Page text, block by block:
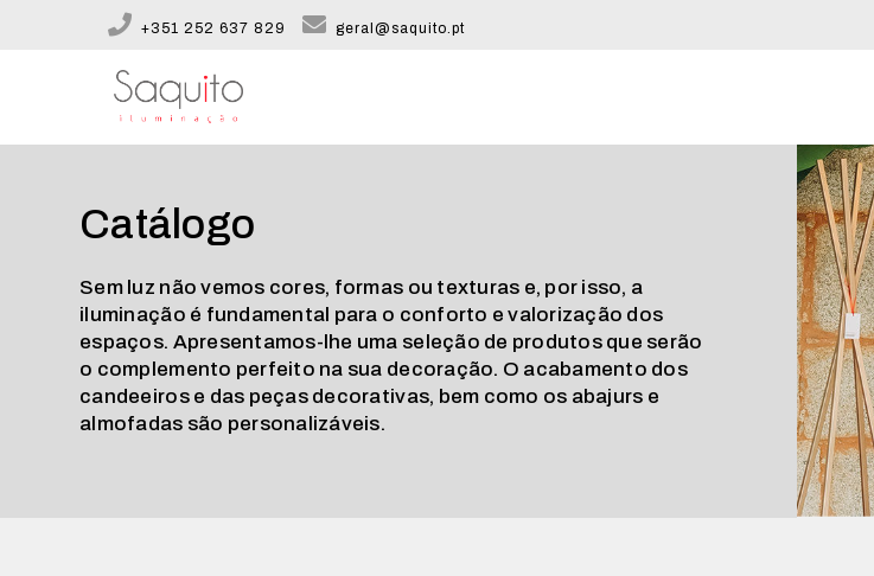
+351 252 637 829 geral@saquito.pt
Catálogo
Sem luz não vemos cores, formas ou texturas e, por isso, a
iluminação é fundamental para o conforto e valorização dos
espaços. Apresentamos-lhe uma seleção de produtos que serão
o complemento perfeito na sua decoração. O acabamento dos
candeeiros e das peças decorativas, bem como os abajurs e
almofadas são personalizáveis.